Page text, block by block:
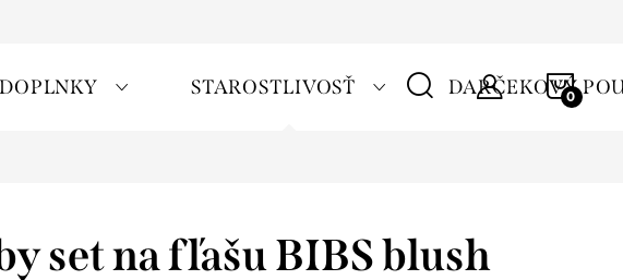
DOPLNKY STAROSTLIVOSŤ DARČEKOVÝ
set na fľašu BIBS blush